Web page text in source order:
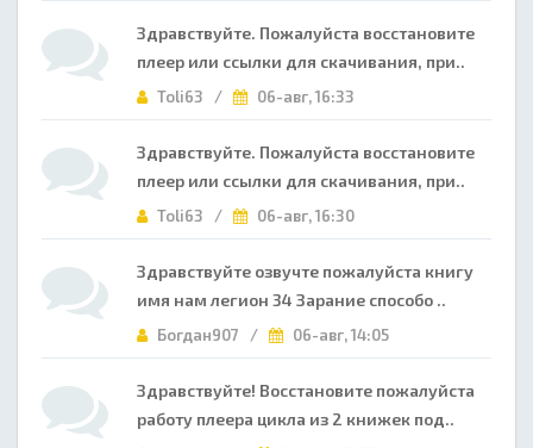
Здравствуйте. Пожалуйста восстановите
плеер или ссылки для скачивания, при..
Toli63 / 06-авг, 16:33
Здравствуйте. Пожалуйста восстановите
плеер или ссылки для скачивания, при..
Toli63 / 06-авг, 16:30
Здравствуйте озвучте пожалуйста книгу
имя нам легион 34 Зарание способо ..
Богдан907 / 06-авг, 14:05
Здравствуйте! Восстановите пожалуйста
работу плеера цикла из 2 книжек под..